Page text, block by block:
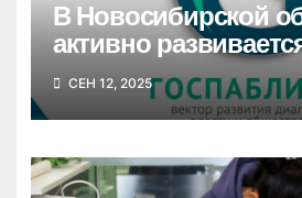
В Новосибирской
активно
госпабликов для
единой цифровой
СЕН 12, 2025